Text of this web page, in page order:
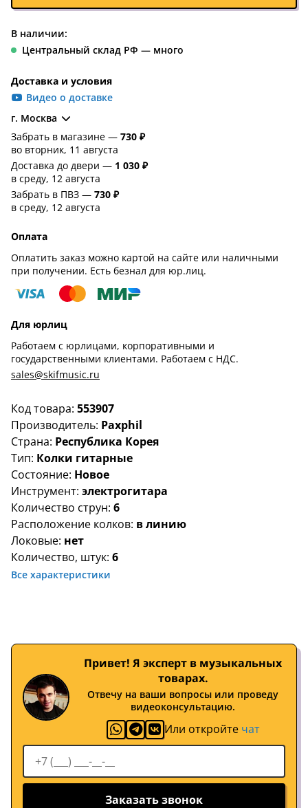
Код товара: 553907
Производитель: Paxphil
Страна: Республика Корея
Тип: Колки гитарные
Состояние: Новое
Инструмент: электрогитара
Количество струн: 6
Расположение колков: в линию
Локовые: нет
Количество, штук: 6
Все характеристики
В наличии:
Центральный склад РФ — много
Доставка и условия
Видео о доставке
г. Москва
Забрать в магазине — 730 ₽
во вторник, 11 августа
Доставка до двери — 1 030 ₽
в среду, 12 августа
Забрать в ПВЗ — 730 ₽
в среду, 12 августа
Оплата
Оплатить заказ можно картой на сайте или наличными
при получении. Есть безнал для юр.лиц.
Для юрлиц
Работаем с юрлицами, корпоративными и
государственными клиентами. Работаем с НДС.
sales@skifmusic.ru
Привет! Я эксперт в музыкальных
товарах.
Отвечу на ваши вопросы или проведу
видеоконсультацию.
Или откройте чат
Заказать звонок